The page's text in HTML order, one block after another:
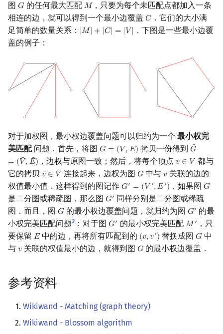
图 𝐺
G 的任何最大匹配 𝑀
M ，只要为每个未匹配点都加入一条
相连的边，就可以得到一个最小边覆盖 𝐶
C ．它们的大小满
足简单的数量关系： |𝑀| + |𝐶| = |𝑉|
|M| +|C |=| V|
．下图是一些最小边覆
盖的例子：
对于加权图，最小权边覆盖问题可以归约为一个 最小权完
美匹配问题．首先，将图 𝐺 = (𝑉,𝐸)
G= (V E) 拷贝一份得到 ˜
𝐺
= (˜
𝑉, ˜
𝐸)
G~
，边权与原图一致；然后，将每个顶点 𝑣 ∈ 𝑉
v∈V
都与
它的拷贝 ˜
𝑣 ∈ ˜
𝑉
v ~∈ V ~连接起来，边权为图 𝐺
G 中与𝑣
v关联的边的
权值最小值．这样得到的图记作 𝐺′ = (𝑉 ′,𝐸′)
G′= (V ,E′ ) ．如果图𝐺
G
是二分图或稀疏图，那么图 𝐺′
G′
同样分别是二分图或稀疏
图．而且，图 𝐺
G 的最小权边覆盖问题，就归约为图 𝐺′
G′ 的最
小权完美匹配问题2 ：对于图𝐺′
G′ 的最小权完美匹配 𝑀 ′
M′
，只
要保留 𝐸
E中的边，再将所有匹配到的 (𝑣,𝑣′)
(v,v′) 替换成图𝐺
G 中
与 𝑣
v关联的权值最小的边，就得到图 𝐺
G 的最小权边覆盖．
参考资料
Wikiwand - Matching (graph theory)
Wikiwand - Blossom algorithm